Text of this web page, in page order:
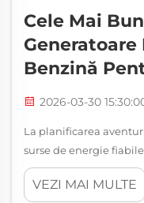
Cele Mai
Benzină
2026-03-30
La planificarea
surse de energie
echipamentele
experiență plăcută de
VEZI MAI MULTE